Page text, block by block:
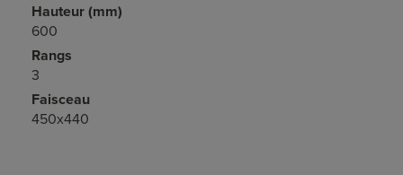
Hauteur (mm)
600
Rangs
3
Faisceau
450x440